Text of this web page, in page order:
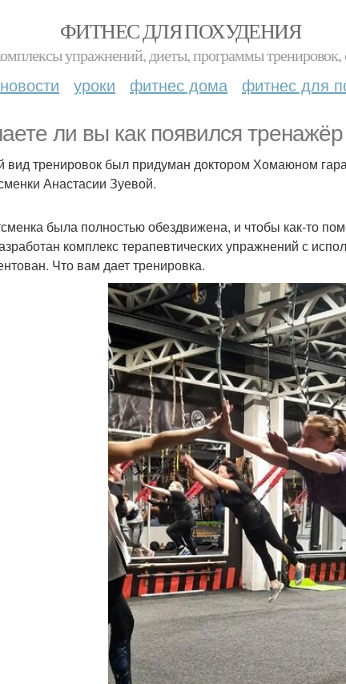
ФИТНЕС ДЛЯ ПОХУДЕНИЯ
упражнений, диеты, программы тренировок,
новости уроки фитнес дома фитнес для
ли вы как появился
вид тренировок был придуман доктором Хомаюном
Анастасии Зуевой.
была полностью обездвижена, и чтобы как-то
комплекс терапевтических упражнений с
Что вам дает тренировка.